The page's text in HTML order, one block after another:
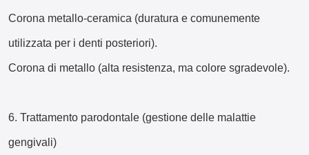
Corona metallo-ceramica (duratura e comunemente
utilizzata per i denti posteriori).
Corona di metallo (alta resistenza, ma colore sgradevole).
6. Trattamento parodontale (gestione delle malattie
gengivali)